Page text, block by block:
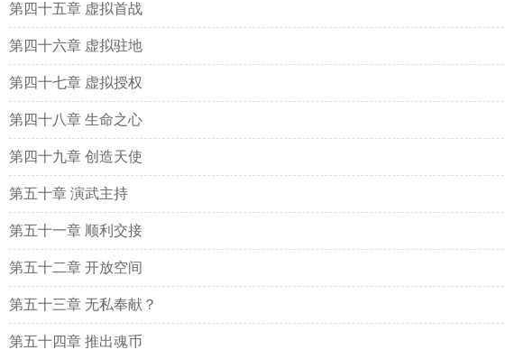
第四十五章 虚拟首战
第四十六章 虚拟驻地
第四十七章 虚拟授权
第四十八章 生命之心
第四十九章 创造天使
第五十章 演武主持
第五十一章 顺利交接
第五十二章 开放空间
第五十三章 无私奉献？
第五十四章 推出魂币